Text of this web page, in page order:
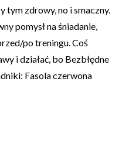
tym zdrowy, no i smaczny.
pomysł na śniadanie,
po treningu. Coś
i działać, bo Bezbłędne
Fasola czerwona